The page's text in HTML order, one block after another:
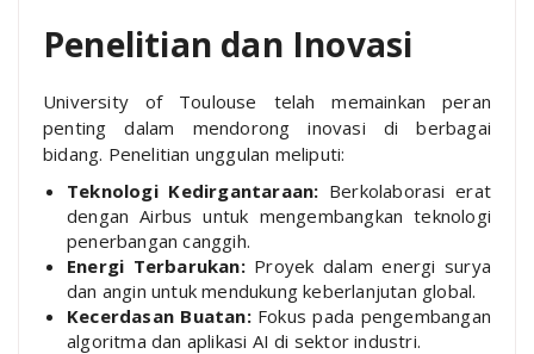
Penelitian dan Inovasi
University of Toulouse telah memainkan peran
penting dalam mendorong inovasi di berbagai
bidang. Penelitian unggulan meliputi:
Teknologi Kedirgantaraan: Berkolaborasi erat
dengan Airbus untuk mengembangkan teknologi
penerbangan canggih.
Energi Terbarukan:Proyek dalam energi surya
dan angin untuk mendukung keberlanjutan global.
Kecerdasan Buatan:Fokus pada pengembangan
algoritma dan aplikasi AI di sektor industri.